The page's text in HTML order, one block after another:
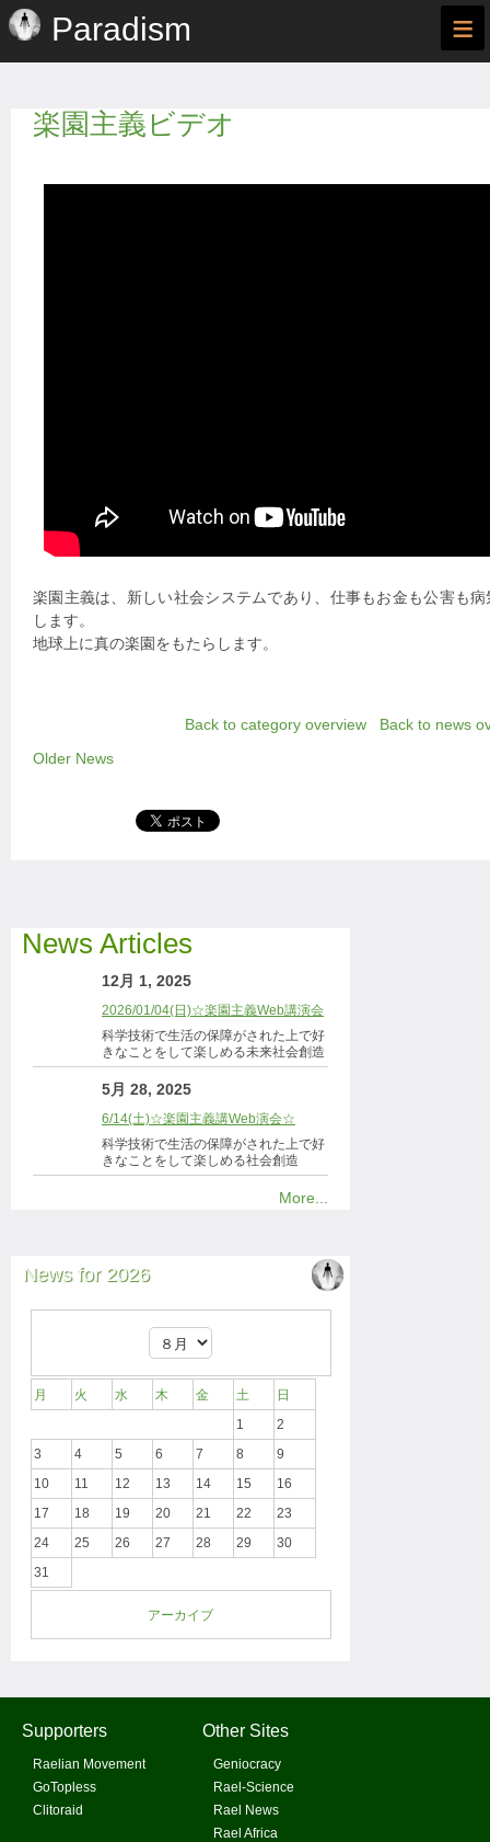
Paradism ≡
楽園主義ビデオ
楽園主義は、新しい社会システムであり、仕事もお金も公害も
します。
地球上に真の楽園をもたらします。
Back to category overview
Back to news
Older News
News Articles
12月 1, 2025
2026/01/04(日)☆楽園主義Web講演会
科学技術で生活の保障がされた上で好
きなことをして楽しめる未来社会創造
5月 28, 2025
6/14(土)☆楽園主義講Web演会☆
科学技術で生活の保障がされた上で好
きなことをして楽しめる社会創造
More...
News for 2026
月 火 水 木 金 土
日
1
2
3
4 5 6 7 8
9
10
11 12 13 14 15
16
17
18 19 20 21 22
23
24
25 26 27 28 29
30
31
アーカイブ
Supporters
Raelian Movement
GoTopless
Clitoraid
Other Sites
Geniocracy
Rael-Science
Rael News
Rael Africa